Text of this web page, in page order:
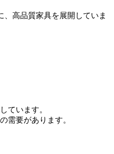
高品質家具を展開していま
ています。
需要があります。